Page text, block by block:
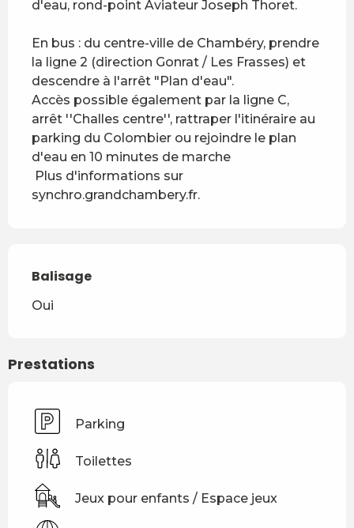
d'eau, rond-point Aviateur Joseph Thoret.
En bus : du centre-ville de Chambéry, prendre
la ligne 2 (direction Gonrat / Les Frasses) et
descendre à l'arrêt "Plan d'eau".
Accès possible également par la ligne C,
arrêt ''Challes centre'', rattraper l'itinéraire au
parking du Colombier ou rejoindre le plan
d'eau en 10 minutes de marche
synchro.grandchambery.fr.
Balisage
Oui
Prestations
Parking
Toilettes
Jeux pour enfants / Espace jeux